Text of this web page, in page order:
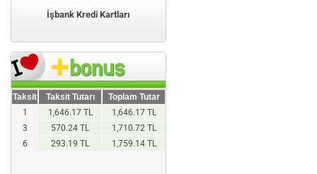
İşbank Kredi Kartları
Taksit Taksit Tutarı
Toplam Tutar
1
1,646.17 TL
1,646.17 TL
3
570.24 TL
1,710.72 TL
6
293.19 TL 1,759.14 TL